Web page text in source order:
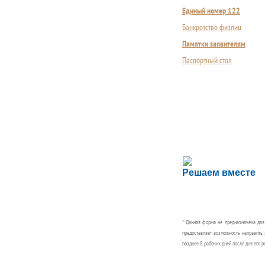
Единый номер 122
Банкротство физлиц
Памятки заявителям
Паспортный стол
Решаем вместе
Сложности с
Сообщите об этом
* Данная форма не предназначена
предоставляет возможность
позднее 8 рабочих дней после дня его